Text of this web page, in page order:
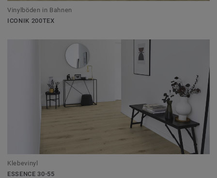
Vinylböden in Bahnen
ICONIK 200TEX
Klebevinyl
ESSENCE 30-55